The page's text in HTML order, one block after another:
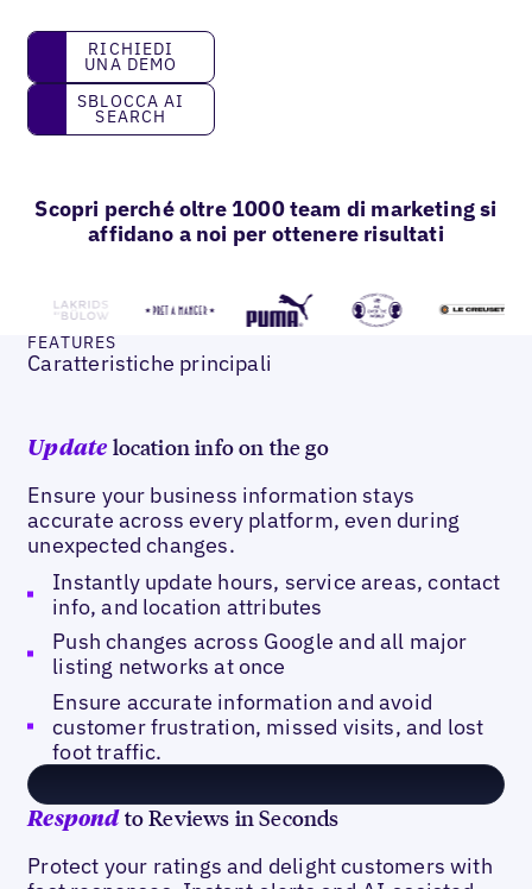
Richiedi una demo
RICHIEDI
UNA DEMO
Sblocca AI Search
SBLOCCA AI
SEARCH
Scopri perché oltre 1000 team di marketing si
affidano a noi per ottenere risultati
FEATURES
Caratteristiche principali
Update location info on the go
Ensure your business information stays
accurate across every platform, even during
unexpected changes.
Instantly update hours, service areas, contact
info, and location attributes
Push changes across Google and all major
listing networks at once
Ensure accurate information and avoid
customer frustration, missed visits, and lost
foot traffic.
Respondto Reviews in Seconds
Protect your ratings and delight customers with